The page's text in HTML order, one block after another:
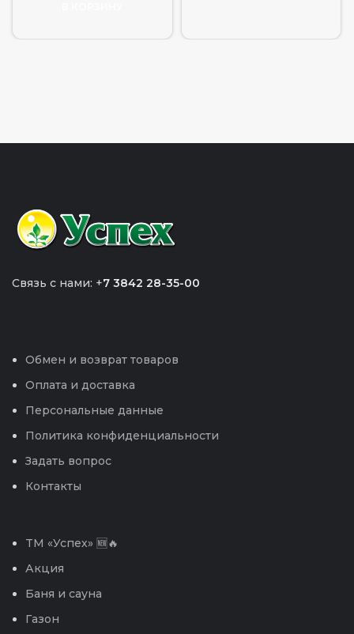
Связь с нами: +7 3842 28-35-00
Обмен и возврат товаров
Оплата и доставка
Персональные данные
Политика конфиденциальности
Задать вопрос
Контакты
TM «Успех» 🆕🔥
Акция
Баня и сауна
Газон